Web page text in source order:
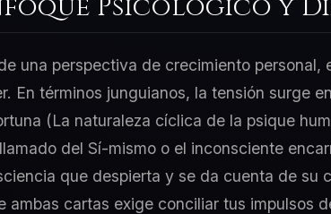
Psicológico y
una perspectiva de crecimiento
En términos junguianos, la tensión surge
(La naturaleza cíclica de la psique
del Sí-mismo o el inconsciente
que despierta y se da cuenta de su
ambas cartas exige conciliar tus impulsos